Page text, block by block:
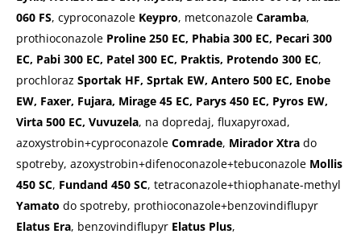
060 FS, cyproconazole Keypro, metconazole Caramba,
prothioconazole Proline 250 EC, Phabia 300 EC, Pecari 300
EC, Pabi 300 EC, Patel 300 EC, Praktis, Protendo 300 EC,
prochloraz Sportak HF, Sprtak EW, Antero 500 EC, Enobe
EW, Faxer, Fujara, Mirage 45 EC, Parys 450 EC, Pyros EW,
Virta 500 EC, Vuvuzela, na dopredaj, fluxapyroxad,
azoxystrobin+cyproconazole Comrade, Mirador Xtra do
spotreby, azoxystrobin+difenoconazole+tebuconazole Mollis
450 SC, Fundand 450 SC, tetraconazole+thiophanate-methyl
Yamato do spotreby, prothioconazole+benzovindiflupyr
Elatus Era, benzovindiflupyr Elatus Plus,